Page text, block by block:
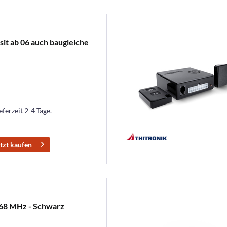
ab 06 auch baugleiche
2-4 Tage.
kaufen
MHz - Schwarz